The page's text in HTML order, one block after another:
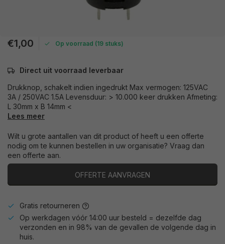
€1,00 Op voorraad (19 stuks)
Direct uit voorraad leverbaar
Drukknop, schakelt indien ingedrukt Max vermogen: 125VAC
3A / 250VAC 1.5A Levensduur: > 10.000 keer drukken Afmeting:
L 30mm x B 14mm <
Lees meer
Wilt u grote aantallen van dit product of heeft u een offerte
nodig om te kunnen bestellen in uw organisatie? Vraag dan
een offerte aan.
OFFERTE AANVRAGEN
Gratis retourneren
Op werkdagen vóór 14:00 uur besteld = dezelfde dag
verzonden en in 98% van de gevallen de volgende dag in
huis.